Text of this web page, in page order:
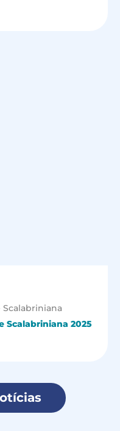
Scalabriniana 2025